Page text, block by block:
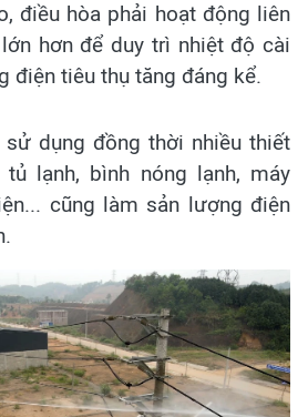
điều hòa phải hoạt động liên
hơn để duy trì nhiệt độ cài
điện tiêu thụ tăng đáng kể.
sử dụng đồng thời nhiều thiết
lạnh, bình nóng lạnh, máy
cũng làm sản lượng điện